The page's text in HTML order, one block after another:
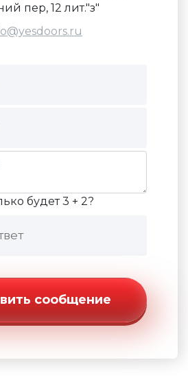
пер, 12 лит."з"
будет 3 + 2?
сообщение